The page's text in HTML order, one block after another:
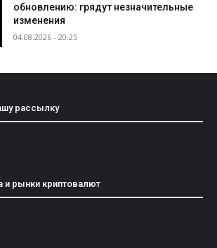
обновлению: грядут незначительные
изменения
04.08.2026 - 20:25
рассылку
и рынки криптовалют